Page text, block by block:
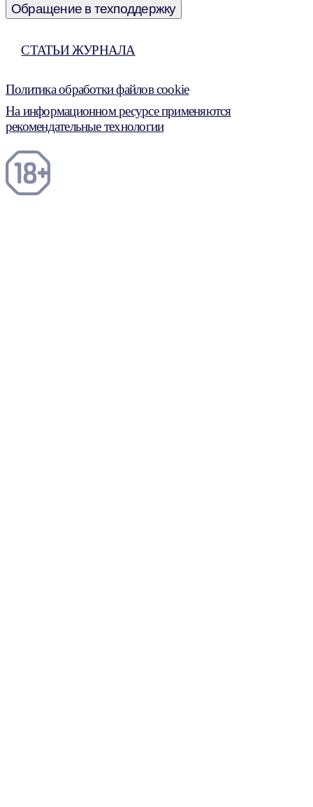
Обращение в техподдержку
СТАТЬИ ЖУРНАЛА
Политика обработки файлов cookie
На информационном ресурсе применяются
рекомендательные технологии